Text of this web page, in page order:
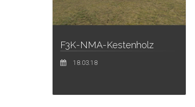
F3K-NMA-Kestenholz
18.03.18